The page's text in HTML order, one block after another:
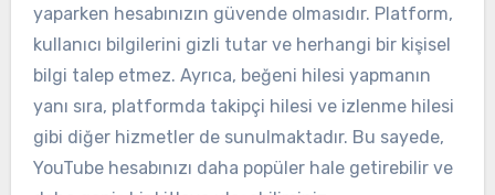
yaparken hesabınızın güvende olmasıdır. Platform,
kullanıcı bilgilerini gizli tutar ve herhangi bir kişisel
bilgi talep etmez. Ayrıca, beğeni hilesi yapmanın
yanı sıra, platformda takipçi hilesi ve izlenme hilesi
gibi diğer hizmetler de sunulmaktadır. Bu sayede,
YouTube hesabınızı daha popüler hale getirebilir ve